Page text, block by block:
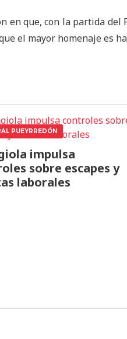
en que, con la partida
el mayor homenaje es
PUEYRREDÓN
impulsa
sobre escapes y
laborales